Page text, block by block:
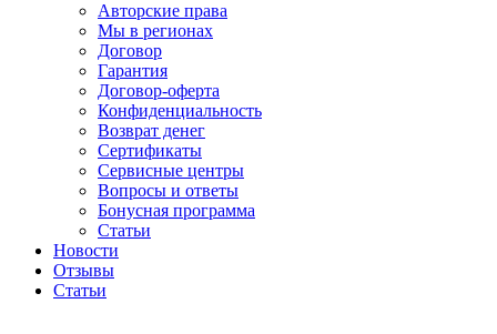
Авторские права
Мы в регионах
Договор
Гарантия
Договор-оферта
Конфиденциальность
Возврат денег
Сертификаты
Сервисные центры
Вопросы и ответы
Бонусная программа
Статьи
Новости
Отзывы
Статьи